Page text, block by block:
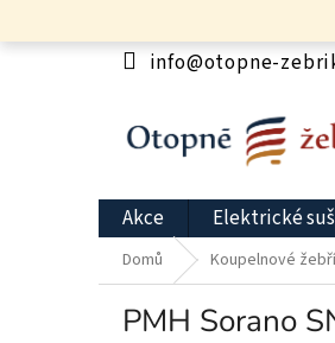
info@otopne-
Akce Elektrické
Domů Koupelnové
PMH Sorano